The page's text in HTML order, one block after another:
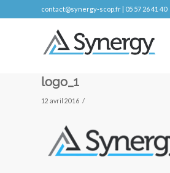
contact@synergy-scop.fr | 05 57 26 41 40
logo_1
12 avril 2016 /